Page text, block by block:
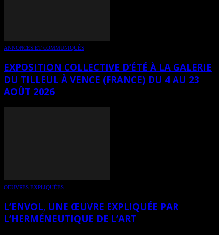
ANNONCES ET COMMUNIQUÉS
EXPOSITION COLLECTIVE D’ÉTÉ À LA GALERIE
DU TILLEUL À VENCE (FRANCE) DU 4 AU 23
AOÛT 2026
OEUVRES EXPLIQUÉES
L’ENVOL, UNE ŒUVRE EXPLIQUÉE PAR
L’HERMÉNEUTIQUE DE L’ART